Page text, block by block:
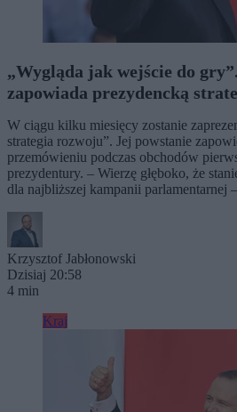
„Wygląda jak wejście do
zapowiada prezydencką
W ciągu kilku miesięcy zostanie
strategia rozwoju”. Jej powstanie
przemówieniu podczas obchodów
prezydentury. – Wierzę głęboko, że
dla najbliższej kampanii parlamentarnej
Krzysztof Jabłonowski
Dzisiaj 20:58
4 min
Kraj